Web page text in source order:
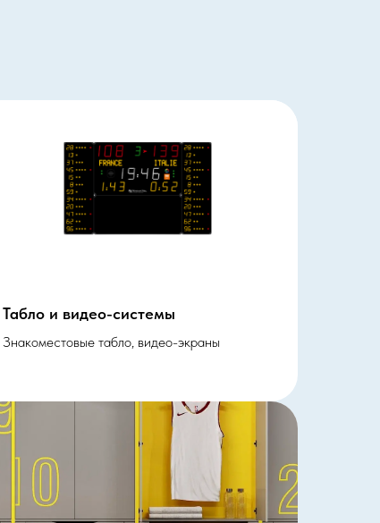
Табло и видео-системы
Знакоместовые табло, видео-экраны